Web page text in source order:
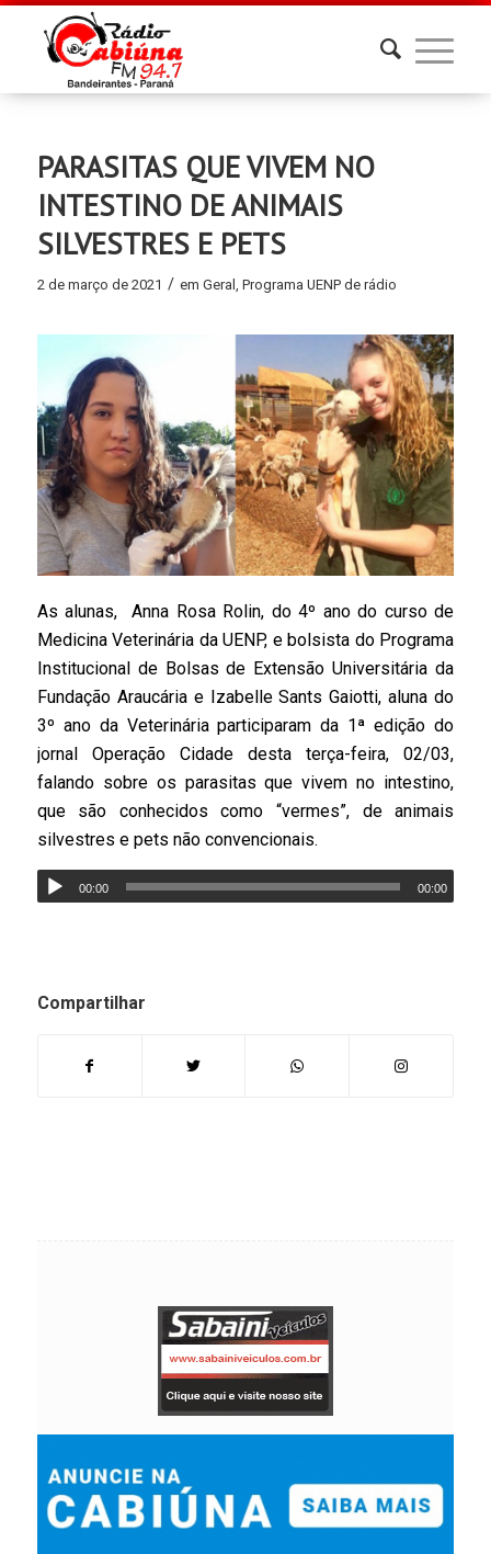
PARASITAS QUE VIVEM NO
INTESTINO DE ANIMAIS
SILVESTRES E PETS
2 de março de 2021 / em Geral , Programa UENP de rádio
As alunas, Anna Rosa Rolin, do 4º ano do curso de
Medicina Veterinária da UENP, e bolsista do Programa
Institucional de Bolsas de Extensão Universitária da
Fundação Araucária e Izabelle Sants Gaiotti, aluna do
3º ano da Veterinária participaram da 1ª edição do
jornal Operação Cidade desta terça-feira, 02/03,
falando sobre os parasitas que vivem no intestino,
que são conhecidos como “vermes”, de animais
silvestres e pets não convencionais.
00:00 00:00
Compartilhar